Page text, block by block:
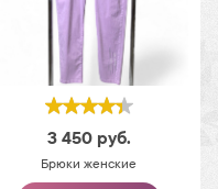
3 450 руб.
Брюки женские